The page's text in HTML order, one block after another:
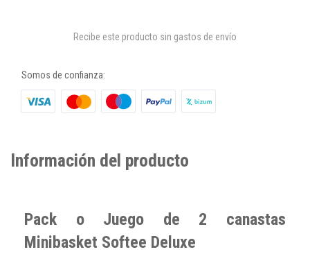
Recibe este producto sin gastos de envío
Somos de confianza:
Información del producto
Pack o Juego de 2 canastas
Minibasket Softee Deluxe